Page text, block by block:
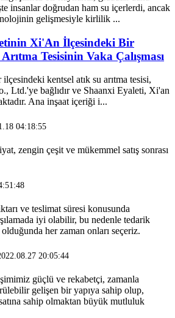
insanlar doğrudan ham su içerlerdi, ancak
gelişmesiyle kirlilik ...
Xi'An İlçesindeki Bir
Tesisinin Vaka Çalışması
kentsel atık su arıtma tesisi,
Ltd.'ye bağlıdır ve Shaanxi Eyaleti, Xi'an
Ana inşaat içeriği i...
04:18:55
zengin çeşit ve mükemmel satış sonrası
ve teslimat süresi konusunda
iyi olabilir, bu nedenle tedarik
her zaman onları seçeriz.
20:05:44
güçlü ve rekabetçi, zamanla
gelişen bir yapıya sahip olup,
sahip olmaktan büyük mutluluk